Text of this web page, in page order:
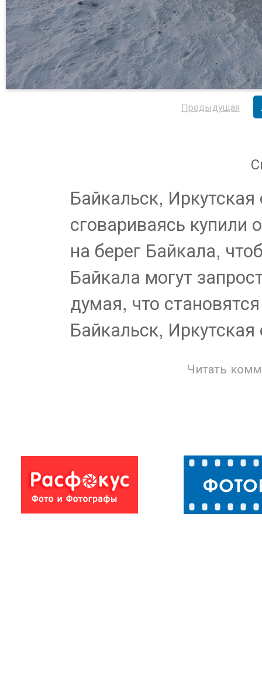
Предыдущая
Байкальск,
сговариваясь
на берег Байкала,
Байкала могут
думая, что
Байкальск,
Читать